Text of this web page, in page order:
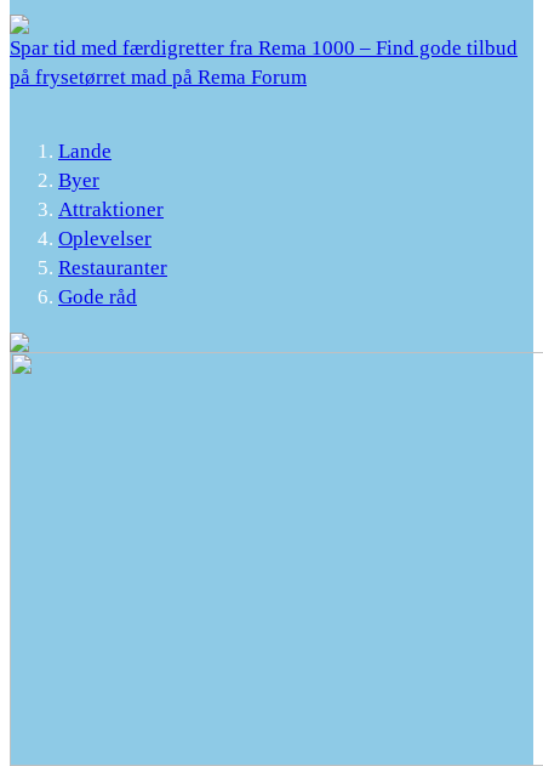
Spar tid med færdigretter fra Rema 1000 – Find gode tilbud
på frysetørret mad på Rema Forum
Lande
Byer
Attraktioner
Oplevelser
Restauranter
Gode råd